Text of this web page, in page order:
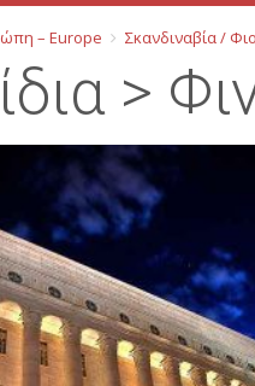
– Europe Σκανδιναβία /
>